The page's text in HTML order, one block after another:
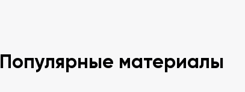
Популярные материалы